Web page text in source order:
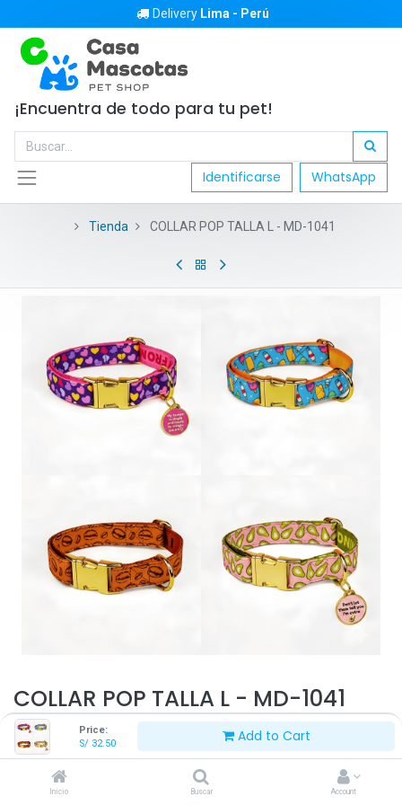
Price:
S/ 32.50 Add to Cart
Inicio Buscar Account
Delivery Lima - Perú
¡Encuentra de todo para tu pet!
Identificarse WhatsApp
Tienda COLLAR POP TALLA L - MD-1041
COLLAR POP TALLA L - MD-1041
S/32.50